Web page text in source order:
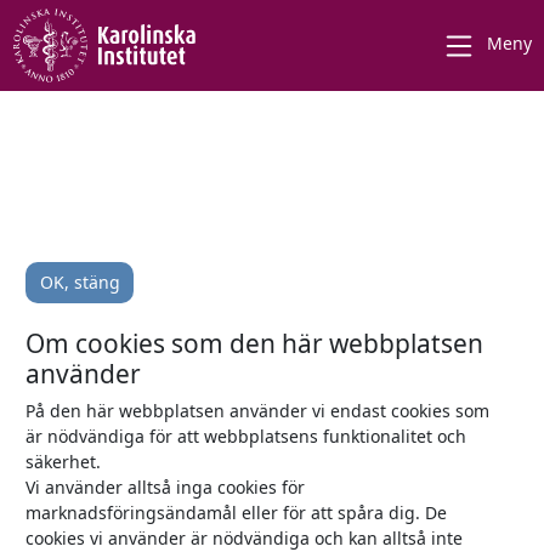
Meny
OK, stäng
Om cookies som den här webbplatsen
använder
På den här webbplatsen använder vi endast cookies som
är nödvändiga för att webbplatsens funktionalitet och
säkerhet.
Vi använder alltså inga cookies för
marknadsföringsändamål eller för att spåra dig. De
cookies vi använder är nödvändiga och kan alltså inte